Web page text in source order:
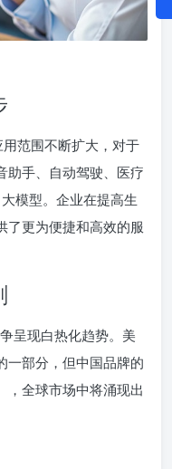
范围不断扩大，对于
助手、自动驾驶、医疗
模型。企业在提高生
了更为便捷和高效的服
呈现白热化趋势。美
一部分，但中国品牌的
，全球市场中将涌现出